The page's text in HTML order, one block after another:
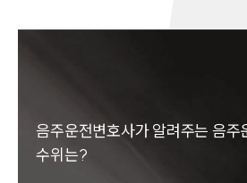
음주운전변호사가 알려주는 음주
수위는?